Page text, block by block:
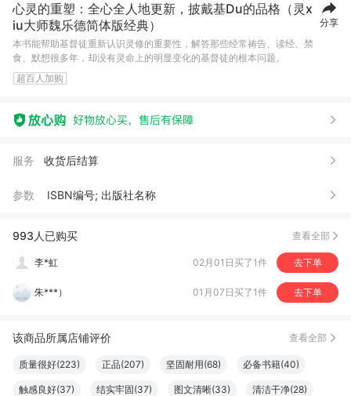
心灵的重塑：全心全人地更新，披戴基Du的品格（灵x
iu大师魏乐德简体版经典）
本书能帮助基督徒重新认识灵修的重要性，解答那些经常祷告、读经、禁
食、默想很多年，却没有灵命上的明显变化的基督徒的根本问题。
超百人加购
分享
服务 收货后结算
参数 ISBN编号; 出版社名称
993人已购买 查看全部
鹿*姐
静* 04月29日买了1件
1***8
刘***u 去下单
李*虹 02月01日买了1件 去下单
朱***） 01月07日买了1件 去下单
该商品所属店铺评价 查看全部
质量很好(223) 正品(207) 坚固耐用(68) 必备书籍(40)
触感良好(37) 结实牢固(37) 图文清晰(33) 清洁干净(28)